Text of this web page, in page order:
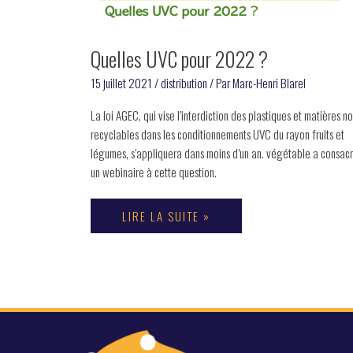
2021
Quelles UVC pour 2022 ?
15 juillet 2021 /distribution/ ParMarc-Henri Blarel
La loi AGEC, qui vise l’interdiction des plastiques et matières
recyclables dans les conditionnements UVC du rayon fruits et
légumes, s’appliquera dans moins d’un an. végétable a
un webinaire à cette question.
2022
LIRE LA SUITE »